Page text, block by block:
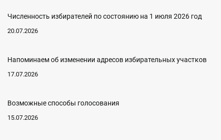
Численность избирателей по состоянию на 1 июля 2026 год
20.07.2026
Напоминаем об изменении адресов избирательных участков
17.07.2026
Возможные способы голосования
15.07.2026